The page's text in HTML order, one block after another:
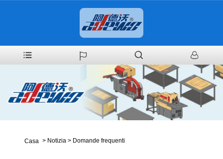
Casa > Notizia > Domande frequenti